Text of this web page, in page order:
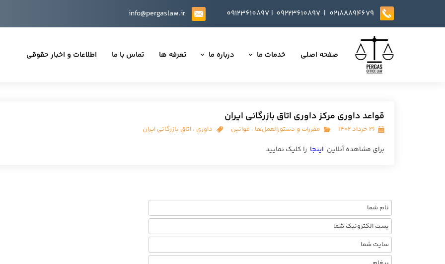
صفحه اصلی خدمات ما
مذاکره، تنظیم و بازبینی قراردادها
ارائه خدمات مشاوره حقوقی
درباره ما تعرفه ها تماس با ما اطلاعات و اخبار حقوقی
09123610897| 09223610897​​​​​​​ | 02188894679
info@pergaslaw.ir
قواعد داوری مرکز داوری اتاق بازرگانی ایران
۲۶ خرداد ۱۴۰۲ مقررات و دستورالعمل‌ها ، قوانین داوری ، اتاق بازرگانی ایران
برای مشاهده آنلاین اینجا را کلیک نمایید